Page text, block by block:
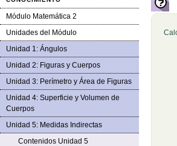
Módulo Matemática 2
Unidades del Módulo
Unidad 1: Ángulos
Unidad 2: Figuras y Cuerpos
Unidad 3: Perímetro y Área de Figuras
Unidad 4: Superficie y Volumen de
Cuerpos
Unidad 5: Medidas Indirectas
Contenidos Unidad 5